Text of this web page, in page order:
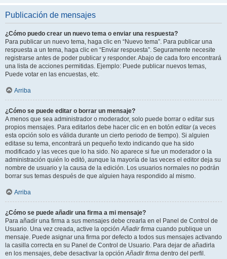
Publicación de mensajes
¿Cómo puedo crear un nuevo tema o enviar una respuesta?
Para publicar un nuevo tema, haga clic en “Nuevo tema”. Para publicar una
respuesta a un tema, haga clic en “Enviar respuesta”. Seguramente necesite
registrarse antes de poder publicar y responder. Abajo de cada foro encontrará
una lista de acciones permitidas. Ejemplo: Puede publicar nuevos temas,
Puede votar en las encuestas, etc.
Arriba
¿Cómo se puede editar o borrar un mensaje?
A menos que sea administrador o moderador, solo puede borrar o editar sus
propios mensajes. Para editarlos debe hacer clic en en botón editar(a veces
esta opción solo es válida durante un cierto periodo de tiempo). Si alguien
editase su tema, encontrará un pequeño texto indicando que ha sido
modificado y las veces que lo ha sido. No aparece si fue un moderador o la
administración quién lo editó, aunque la mayoría de las veces el editor deja su
nombre de usuario y la causa de la edición. Los usuarios normales no podrán
borrar sus temas después de que alguien haya respondido al mismo.
Arriba
¿Cómo se puede añadir una firma a mi mensaje?
Para añadir una firma a sus mensajes debe crearla en el Panel de Control de
Usuario. Una vez creada, active la opciónAñadir firma cuando publique un
mensaje. Puede asignar una firma por defecto a todos sus mensajes activando
la casilla correcta en su Panel de Control de Usuario. Para dejar de añadirla
en los mensajes, debe desactivar la opciónAñadir firma dentro del perfil.